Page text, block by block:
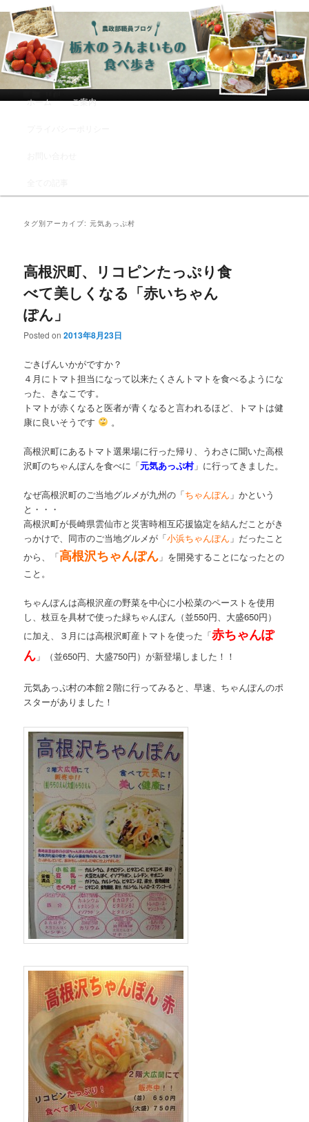
農政部職員ブログ「栃木のうんまい
もの食べ歩き」
メインコンテンツへ移動
サブコンテンツへ移動
ホーム ご案内
タグ別アーカイブ:元気あっぷ村
高根沢町、リコピンたっぷり食
べて美しくなる「赤いちゃん
ぽん」
Posted on2013年8月23日
ごきげんいかがですか？
４月にトマト担当になって以来たくさんトマトを食べるようにな
った、きなこです。
トマトが赤くなると医者が青くなると言われるほど、トマトは健
康に良いそうです
。
高根沢町にあるトマト選果場に行った帰り、うわさに聞いた高根
沢町のちゃんぽんを食べに「元気あっぷ村」に行ってきました。
なぜ高根沢町のご当地グルメが九州の「ちゃんぽん 」かという
と・・・
高根沢町が長崎県雲仙市と災害時相互応援協定を結んだことがき
っかけで、同市のご当地グルメが「小浜ちゃんぽん 」だったこと
から、「高根沢ちゃんぽん 」を開発することになったとの
こと。
ちゃんぽんは高根沢産の野菜を中心に小松菜のペーストを使用
し、枝豆を具材で使った緑ちゃんぽん（並550円、大盛650円）
に加え、３月には高根沢町産トマトを使った「赤ちゃんぽ
ん 」（並650円、大盛750円）が新登場しました！！
元気あっぷ村の本館２階に行ってみると、早速、ちゃんぽんのポ
スターがありました！